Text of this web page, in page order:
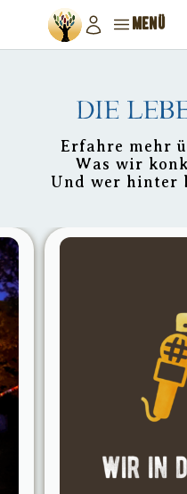
MENÜ
Die
Erfahre mehr
Was wir
Und wer hinter